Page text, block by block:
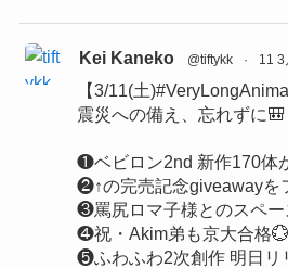
Kei Kaneko @tiftykk · 11 3
【3/11(土
震災への備え、忘れずに🎒
❶ベビロン2nd 新作170体
❷↑の完売記念giveawayを
❸罵尻ロマ子様とのスペー
❹祝・Akim弟も京大合格💮
❺ふわふわ2次創作 明日リ